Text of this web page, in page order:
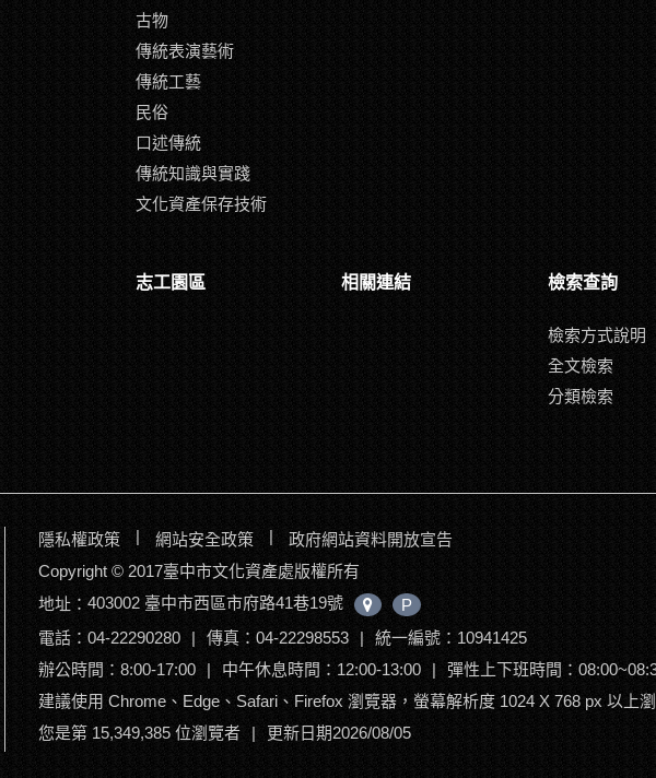
古物
傳統表演藝術
傳統工藝
民俗
口述傳統
傳統知識與實踐
文化資產保存技術
志工園區 相關連結 檢索查詢
檢索方式說明
全文檢索
分類檢索
隱私權政策 網站安全政策
政府網站資料開放宣告
Copyright © 2017臺中市文化資產處版權所有
地址： 403002 臺中市西區市府路41巷19號
中
心
位
P
電話：04-22290280
| 傳真：04-22298553 |
統一編號：10941425
辦公時間：8:00-17:00
| 中午休息時間：12:00-13:00 |
彈性上下班時間：
建議使用 Chrome、Edge、Safari、Firefox 瀏覽器，螢幕解析度 1024 X 768 px 以上
您是第 15,349,385 位瀏覽者
| 更新日期2026/08/05